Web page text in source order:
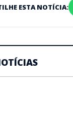
ESTA NOTÍCIA: